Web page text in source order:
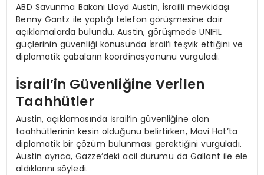
ABD Savunma Bakanı Lloyd Austin, İsrailli mevkidaşı
Benny Gantz ile yaptığı telefon görüşmesine dair
açıklamalarda bulundu. Austin, görüşmede UNIFIL
güçlerinin güvenliği konusunda İsrail’i teşvik ettiğini ve
diplomatik çabaların koordinasyonunu vurguladı.
İsrail’in Güvenliğine Verilen
Taahhütler
Austin, açıklamasında İsrail’in güvenliğine olan
taahhütlerinin kesin olduğunu belirtirken, Mavi Hat’ta
diplomatik bir çözüm bulunması gerektiğini vurguladı.
Austin ayrıca, Gazze’deki acil durumu da Gallant ile ele
aldıklarını söyledi.